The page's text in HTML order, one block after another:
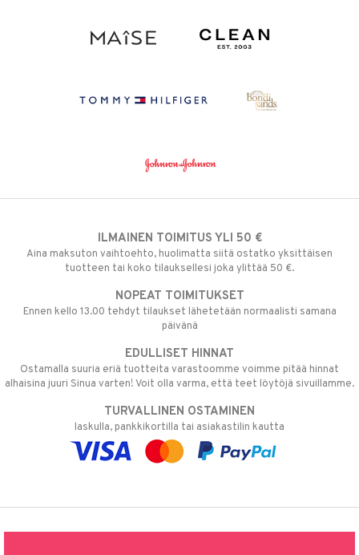
ILMAINEN TOIMITUS YLI 50 €
Aina maksuton vaihtoehto, huolimatta siitä ostatko yksittäisen
tuotteen tai koko tilauksellesi joka ylittää 50 €.
NOPEAT TOIMITUKSET
Ennen kello 13.00 tehdyt tilaukset lähetetään normaalisti samana
päivänä
EDULLISET HINNAT
Ostamalla suuria eriä tuotteita varastoomme voimme pitää hinnat
alhaisina juuri Sinua varten! Voit olla varma, että teet löytöjä sivuillamme.
TURVALLINEN OSTAMINEN
laskulla, pankkikortilla tai asiakastilin kautta